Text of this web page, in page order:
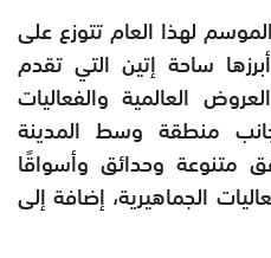
لهذا العام تتوزع على
ساحة إتين التي تقدم
العالمية والفعاليات
جانب منطقة وسط المدينة
متنوعة وحدائق وأسواقًا
الجماهيرية، إضافة إلى